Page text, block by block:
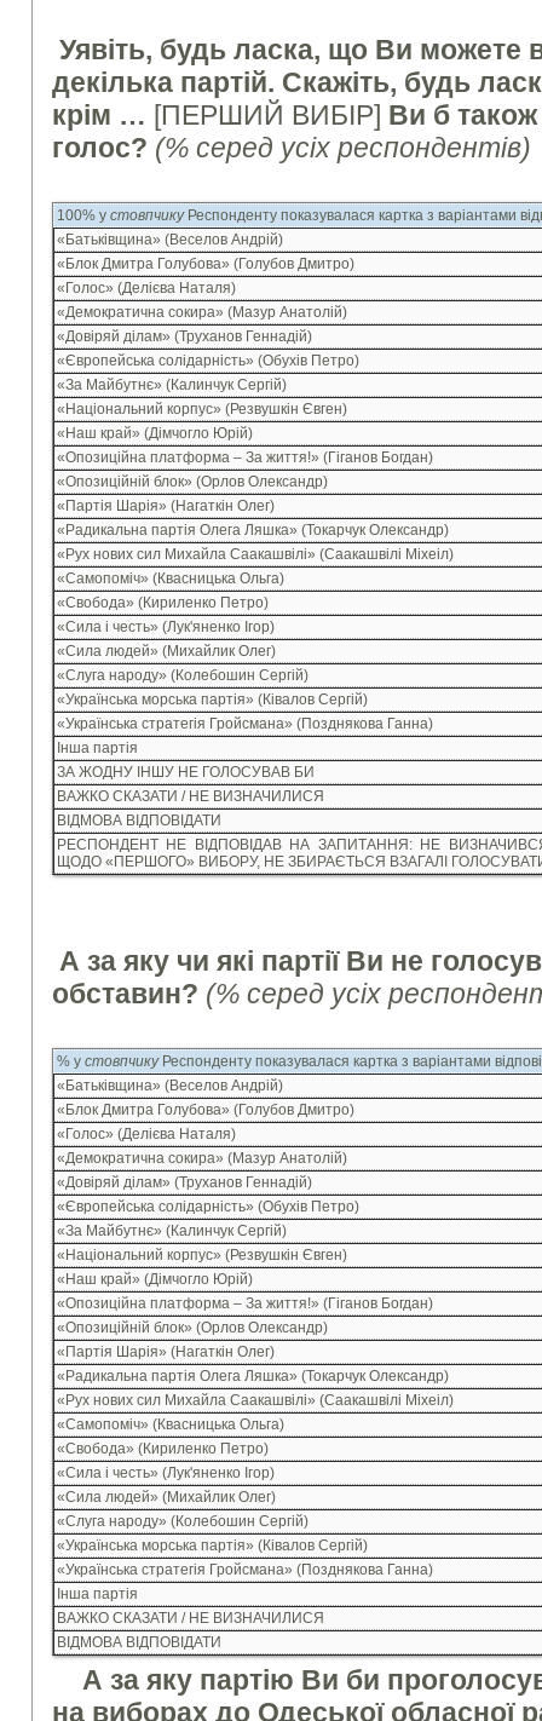
Уявіть, будь ласка, що Ви можете
декілька партій. Скажіть, будь
крім … [ПЕРШИЙ ВИБІР] Ви б також
голос? (% серед усіх респондентів)
100% у стовпчику Респонденту показувалася картка з варіантами
«Батьківщина» (Веселов Андрій)
«Блок Дмитра Голубова» (Голубов Дмитро)
«Голос» (Делієва Наталя)
«Демократична сокира» (Мазур Анатолій)
«Довіряй ділам» (Труханов Геннадій)
«Європейська солідарність» (Обухів Петро)
«За Майбутнє» (Калинчук Сергій)
«Національний корпус» (Резвушкін Євген)
«Наш край» (Дімчогло Юрій)
«Опозиційна платформа – За життя!» (Гіганов Богдан)
«Опозиційній блок» (Орлов Олександр)
«Партія Шарія» (Нагаткін Олег)
«Радикальна партія Олега Ляшка» (Токарчук Олександр)
«Рух нових сил Михайла Саакашвілі» (Саакашвілі Міхеіл)
«Самопоміч» (Квасницька Ольга)
«Свобода» (Кириленко Петро)
«Сила і честь» (Лук'яненко Ігор)
«Сила людей» (Михайлик Олег)
«Слуга народу» (Колебошин Сергій)
«Українська морська партія» (Ківалов Сергій)
«Українська стратегія Гройсмана» (Позднякова Ганна)
Інша партія
ЗА ЖОДНУ ІНШУ НЕ ГОЛОСУВАВ БИ
ВАЖКО СКАЗАТИ / НЕ ВИЗНАЧИЛИСЯ
ВІДМОВА ВІДПОВІДАТИ
РЕСПОНДЕНТ НЕ ВІДПОВІДАВ НА ЗАПИТАННЯ: НЕ
ЩОДО «ПЕРШОГО» ВИБОРУ, НЕ ЗБИРАЄТЬСЯ ВЗАГАЛІ
А за яку чи які партії Ви не
обставин? (% серед усіх
% у стовпчику Респонденту показувалася картка з варіантами
«Батьківщина» (Веселов Андрій)
«Блок Дмитра Голубова» (Голубов Дмитро)
«Голос» (Делієва Наталя)
«Демократична сокира» (Мазур Анатолій)
«Довіряй ділам» (Труханов Геннадій)
«Європейська солідарність» (Обухів Петро)
«За Майбутнє» (Калинчук Сергій)
«Національний корпус» (Резвушкін Євген)
«Наш край» (Дімчогло Юрій)
«Опозиційна платформа – За життя!» (Гіганов Богдан)
«Опозиційній блок» (Орлов Олександр)
«Партія Шарія» (Нагаткін Олег)
«Радикальна партія Олега Ляшка» (Токарчук Олександр)
«Рух нових сил Михайла Саакашвілі» (Саакашвілі Міхеіл)
«Самопоміч» (Квасницька Ольга)
«Свобода» (Кириленко Петро)
«Сила і честь» (Лук'яненко Ігор)
«Сила людей» (Михайлик Олег)
«Слуга народу» (Колебошин Сергій)
«Українська морська партія» (Ківалов Сергій)
«Українська стратегія Гройсмана» (Позднякова Ганна)
Інша партія
ВАЖКО СКАЗАТИ / НЕ ВИЗНАЧИЛИСЯ
ВІДМОВА ВІДПОВІДАТИ
А за яку партію Ви би
на виборах до Одеської обласної